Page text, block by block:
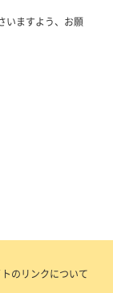
いますよう、お願
のリンクについて